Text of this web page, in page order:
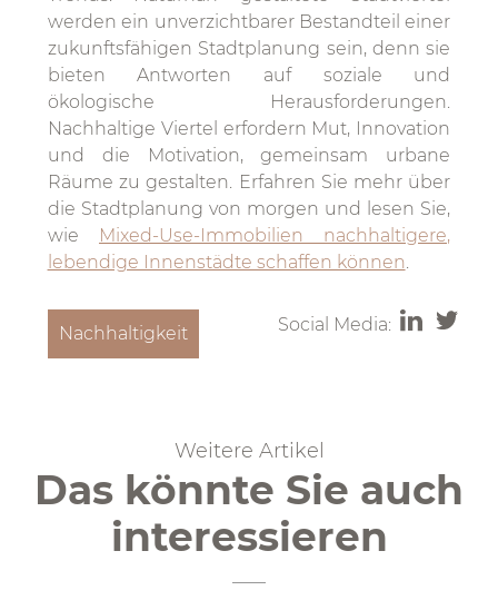
werden ein unverzichtbarer Bestandteil einer
zukunftsfähigen Stadtplanung sein, denn sie
bieten Antworten auf soziale und
ökologische Herausforderungen.
Nachhaltige Viertel erfordern Mut, Innovation
und die Motivation, gemeinsam urbane
Räume zu gestalten. Erfahren Sie mehr über
die Stadtplanung von morgen und lesen Sie,
wie
Mixed-Use-Immobilien nachhaltigere,
lebendige Innenstädte schaffen können
Nachhaltigkeit Social Media:
Weitere Artikel
Das könnte Sie auch
interessieren